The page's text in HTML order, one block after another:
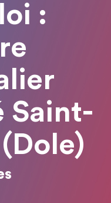
:
Saint-